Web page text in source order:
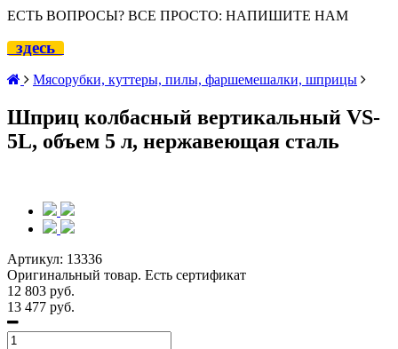
ЕСТЬ ВОПРОСЫ? ВСЕ ПРОСТО: НАПИШИТЕ НАМ
здесь
Мясорубки, куттеры, пилы, фаршемешалки, шприцы
Шприц колбасный вертикальный VS-
5L, объем 5 л, нержавеющая сталь
Артикул: 13336
Оригинальный товар. Есть сертификат
12 803 руб.
13 477 руб.